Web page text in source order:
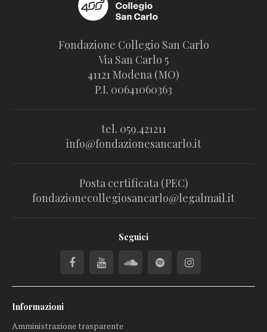
Fondazione Collegio San Carlo
Via San Carlo 5
41121 Modena (MO)
P.I. 00641060363
tel. 059.421211
info@fondazionesancarlo.it
Posta certificata (PEC)
fondazionecollegiosancarlo@legalmail.it
Seguici
Informazioni
Amministrazione trasparente